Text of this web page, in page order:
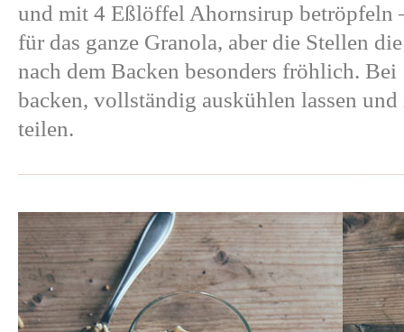
und mit 4 Eßlöffel Ahornsirup betröpfeln
für das ganze Granola, aber die Stellen
nach dem Backen besonders fröhlich.
backen, vollständig auskühlen lassen
teilen.